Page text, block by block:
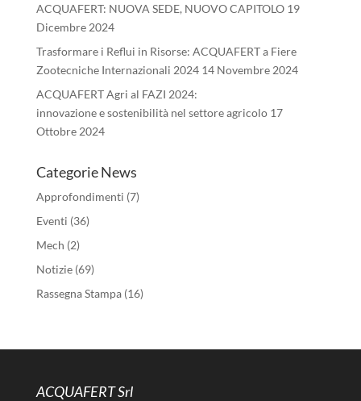
ACQUAFERT: NUOVA SEDE, NUOVO CAPITOLO 19
Dicembre 2024
Trasformare i Reflui in Risorse: ACQUAFERT a Fiere
Zootecniche Internazionali 2024 14 Novembre 2024
ACQUAFERT Agri al FAZI 2024:
innovazione e sostenibilità nel settore agricolo 17
Ottobre 2024
Categorie News
Approfondimenti (7)
Eventi (36)
Mech (2)
Notizie(69)
Rassegna Stampa(16)
ACQUAFERT Srl